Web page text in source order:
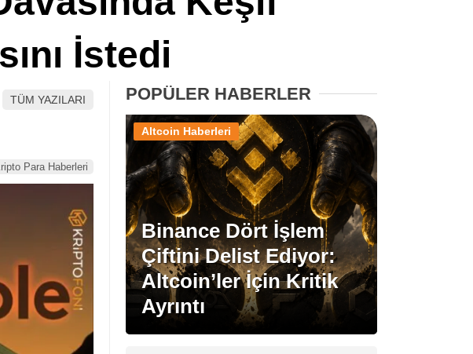
XRP Haberleri
Memecoin Haberleri
Stablecoin Haberleri
Facebook
Instagram
İstedi
TÜM YAZILARI
Para Haberleri
POPÜLER HABERLER
Binance Dört İşlem
Çiftini Delist Ediyor:
Altcoin’ler İçin Kritik
Ayrıntı
Altcoin Haberleri